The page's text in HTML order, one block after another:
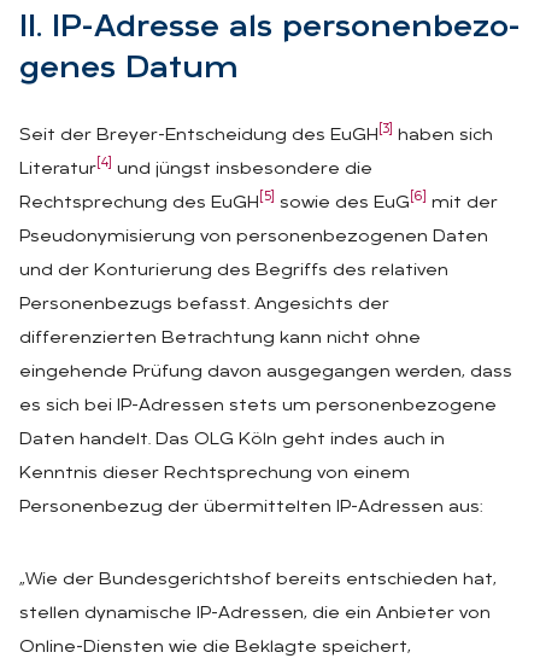
II. IP-Adres­se als per­so­nen­be­zo­
ge­nes Da­tum
Seit der Breyer-Entscheidung des EuGH [3]
haben sich
Literatur [4]
und jüngst insbesondere die
Rechtsprechung des EuGH
[5] sowie des EuG [6]
mit der
Pseudonymisierung von personenbezogenen Daten
und der Konturierung des Begriffs des relativen
Personenbezugs befasst. Angesichts der
differenzierten Betrachtung kann nicht ohne
eingehende Prüfung davon ausgegangen werden, dass
es sich bei IP-Adressen stets um personenbezogene
Daten handelt. Das OLG Köln geht indes auch in
Kenntnis dieser Rechtsprechung von einem
Personenbezug der übermittelten IP-Adressen aus:
„Wie der Bundesgerichtshof bereits entschieden hat,
stellen dynamische IP-Adressen, die ein Anbieter von
Online-Diensten wie die Beklagte speichert,